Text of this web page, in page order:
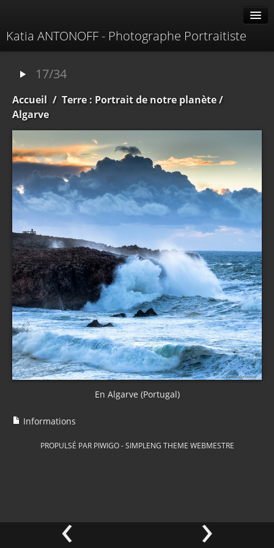
Katia ANTONOFF - Photographe Portraitiste
À propos
Contacter
17/34
Accueil / Terre : Portrait de notre planète/
Algarve
‹ ›
En Algarve (Portugal)
Informations
PROPULSÉ PAR PIWIGO-SIMPLENG THEME WEBMESTRE